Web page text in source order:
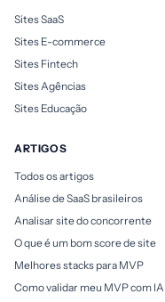
Sites SaaS
Sites E-commerce
Sites Fintech
Sites Agências
Sites Educação
ARTIGOS
Todos os artigos
Análise de SaaS brasileiros
Analisar site do concorrente
O que é um bom score de site
Melhores stacks para MVP
Como validar meu MVP com IA